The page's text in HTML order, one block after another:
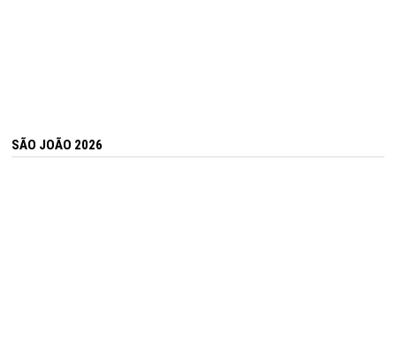
SÃO JOÃO 2026